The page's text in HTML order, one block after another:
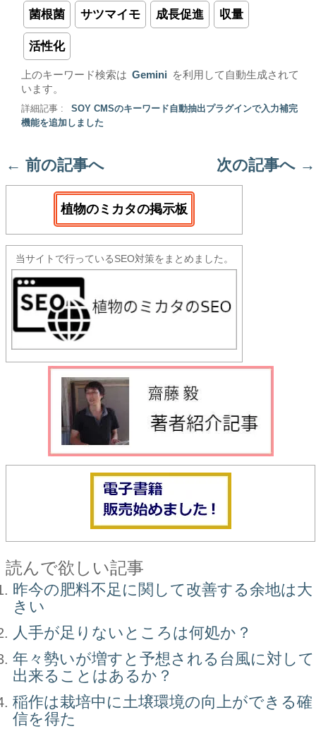
菌根菌 サツマイモ 成長促進 収量
活性化
上のキーワード検索は Gemini
を利用して自動生成されて
います。
詳細記事 :
SOY CMSのキーワード自動抽出プラグインで入力補完
機能を追加しました
← 前の記事へ 次の記事へ →
植物のミカタの掲示板
当サイトで行っているSEO対策をまとめました。
読んで欲しい記事
昨今の肥料不足に関して改善する余地は大
きい
人手が足りないところは何処か？
年々勢いが増すと予想される台風に対して
出来ることはあるか？
稲作は栽培中に土壌環境の向上ができる確
信を得た